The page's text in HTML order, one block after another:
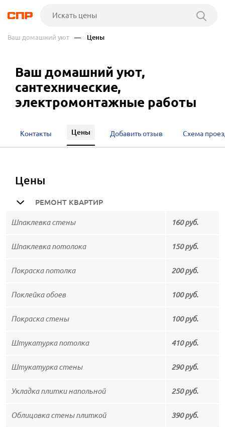
Ваш домашний уют — Цены
Ваш домашний уют,
сантехнические,
электромонтажные работы
цены
Контакты Цены Добавить отзыв Схема
РЕМОНТ КВАРТИР
Шпаклевка стены 160 руб.
Шпаклевка потолока 150 руб.
Покраска потолка 200 руб.
Поклейка обоев 100 руб.
Покраска стены 100 руб.
Штукатурка потолка 410 руб.
Штукатурка стены 290 руб.
Укладка плитки напольной 250 руб.
Облицовка стены плиткой 390 руб.